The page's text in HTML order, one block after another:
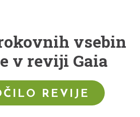
vsebin
v reviji Gaia
REVIJE